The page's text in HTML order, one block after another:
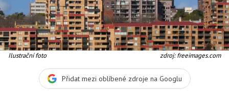
Ilustrační foto zdroj: freeimages.com
Přidat mezi oblíbené zdroje na Googlu